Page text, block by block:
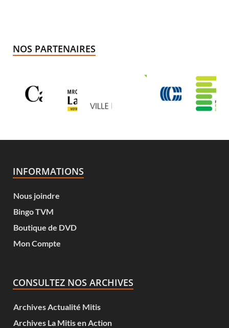
NOS PARTENAIRES
INFORMATIONS
Nous joindre
Bingo TVM
Boutique de DVD
Mon Compte
CONSULTEZ NOS ARCHIVES
Archives Actualité Mitis
Archives La Mitis en Action